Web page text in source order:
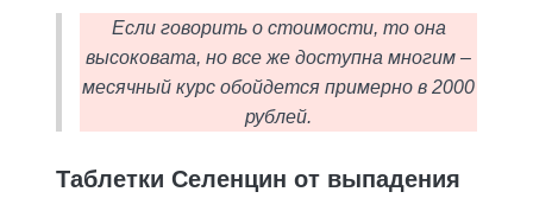
Если говорить о стоимости, то она
высоковата, но все же доступна многим –
месячный курс обойдется примерно в 2000
рублей.
Таблетки Селенцин от выпадения